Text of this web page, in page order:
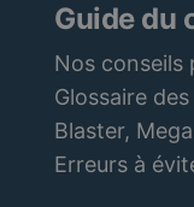
Guide du
Nos conseils
Glossaire
Blaster,
Erreurs à